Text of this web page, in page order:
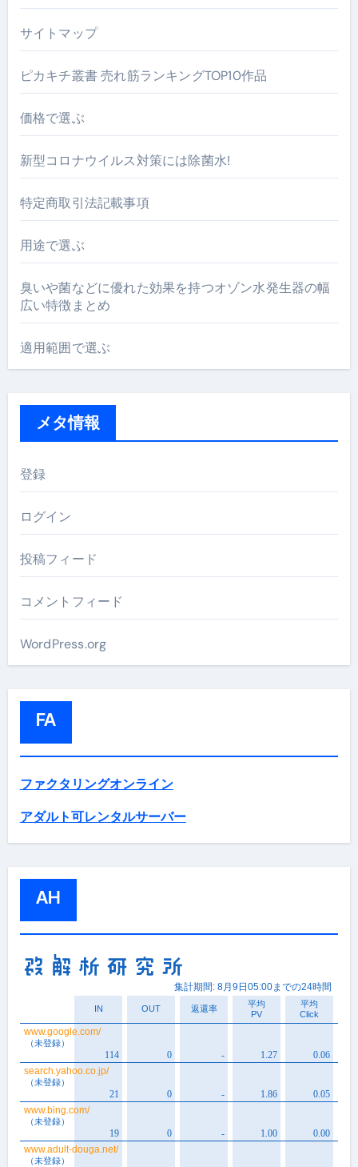
サイトマップ
ピカキチ叢書 売れ筋ランキングTOP10作品
価格で選ぶ
新型コロナウイルス対策には除菌水!
特定商取引法記載事項
用途で選ぶ
臭いや菌などに優れた効果を持つオゾン水発生器の幅
広い特徴まとめ
適用範囲で選ぶ
メタ情報
登録
ログイン
投稿フィード
コメントフィード
WordPress.org
FA
ファクタリングオンライン
アダルト可レンタルサーバー
AH